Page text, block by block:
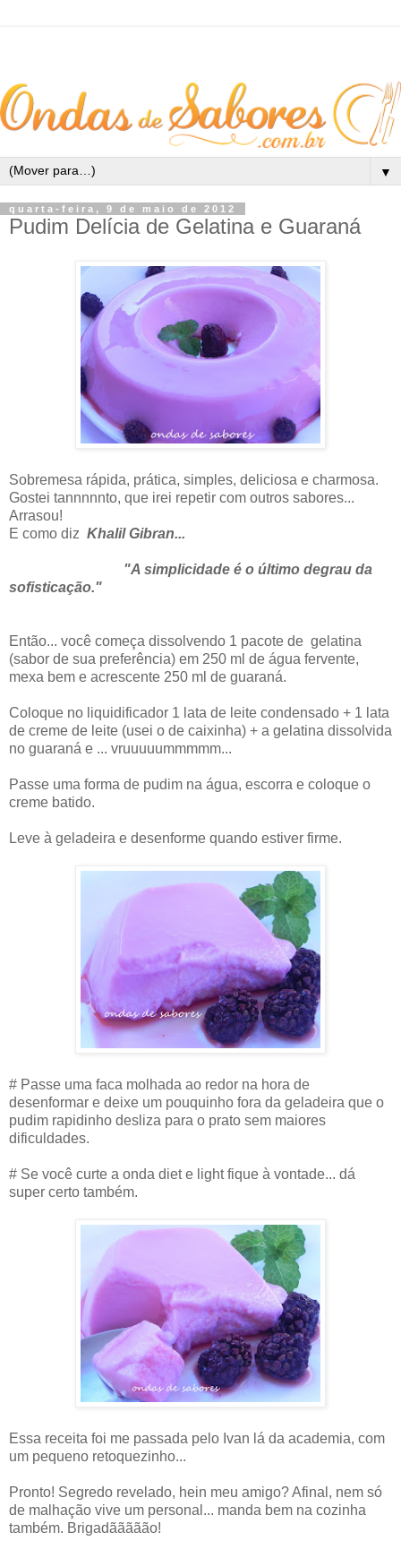
▼
quarta-feira, 9 de maio de 2012
Pudim Delícia de Gelatina e Guaraná
Sobremesa rápida, prática, simples, deliciosa e charmosa.
Gostei tannnnnto, que irei repetir com outros sabores...
Arrasou!
E como diz Khalil Gibran...
"A simplicidade é o último degrau da
sofisticação."
Então... você começa dissolvendo 1 pacote de gelatina
(sabor de sua preferência) em 250 ml de água fervente,
mexa bem e acrescente 250 ml de guaraná.
Coloque no liquidificador 1 lata de leite condensado + 1 lata
de creme de leite (usei o de caixinha) + a gelatina dissolvida
no guaraná e ... vruuuuummmmm...
Passe uma forma de pudim na água, escorra e coloque o
creme batido.
Leve à geladeira e desenforme quando estiver firme.
# Passe uma faca molhada ao redor na hora de
desenformar e deixe um pouquinho fora da geladeira que o
pudim rapidinho desliza para o prato sem maiores
dificuldades.
# Se você curte a onda diet e light fique à vontade... dá
super certo também.
Essa receita foi me passada pelo Ivan lá da academia, com
um pequeno retoquezinho...
Pronto! Segredo revelado, hein meu amigo? Afinal, nem só
de malhação vive um personal... manda bem na cozinha
também. Brigadããããão!